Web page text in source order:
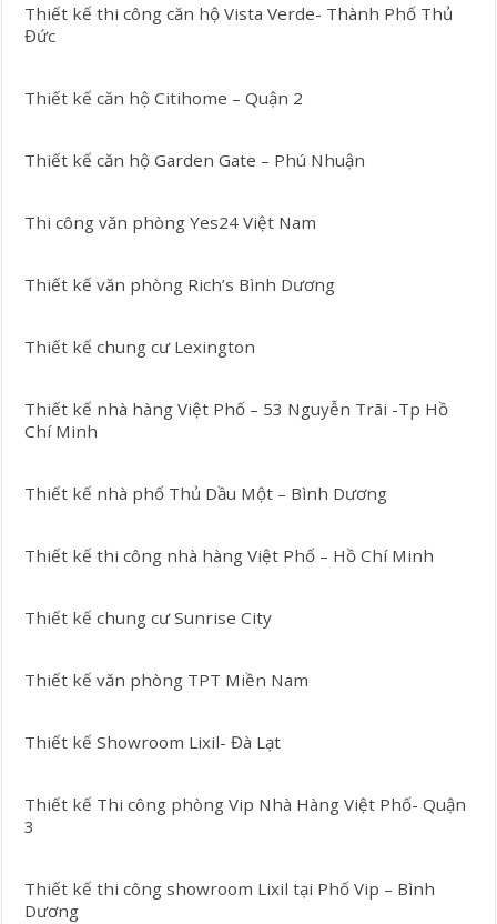
Thiết kế thi công căn hộ Vista Verde- Thành Phố Thủ
Đức
Thiết kế căn hộ Citihome – Quận 2
Thiết kế căn hộ Garden Gate – Phú Nhuận
Thi công văn phòng Yes24 Việt Nam
Thiết kế văn phòng Rich’s Bình Dương
Thiết kế chung cư Lexington
Thiết kế nhà hàng Việt Phố – 53 Nguyễn Trãi -Tp Hồ
Chí Minh
Thiết kế nhà phố Thủ Dầu Một – Bình Dương
Thiết kế thi công nhà hàng Việt Phố – Hồ Chí Minh
Thiết kế chung cư Sunrise City
Thiết kế văn phòng TPT Miền Nam
Thiết kế Showroom Lixil- Đà Lạt
Thiết kế Thi công phòng Vip Nhà Hàng Việt Phố- Quận
3
Thiết kế thi công showroom Lixil tại Phố Vip – Bình
Dương